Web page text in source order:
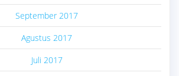
September 2017
Agustus 2017
Juli 2017